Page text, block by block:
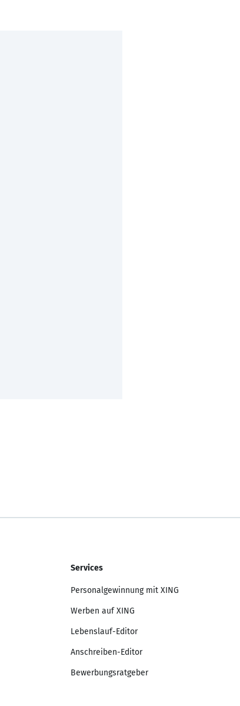
Services
Personalgewinnung mit XING
Werben auf XING
Lebenslauf-Editor
Anschreiben-Editor
Bewerbungsratgeber